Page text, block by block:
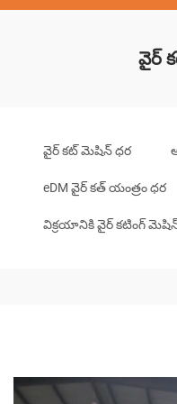
వైర్
వైర్ కట్ మెషిన్ ధర
eDM వైర్ కత్ యంత్రం ధర
విక్రయానికి వైర్ కటింగ్